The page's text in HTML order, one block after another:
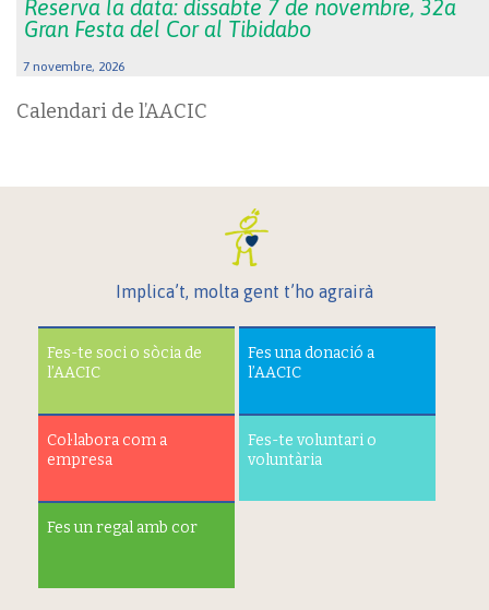
Reserva la data: dissabte 7 de novembre, 32a
Gran Festa del Cor al Tibidabo
7 novembre, 2026
Calendari de l’AACIC
Implica’t, molta gent t’ho agrairà
Fes-te soci o sòcia de
l’AACIC
Fes una donació a
l’AACIC
Col·labora com a
empresa
Fes-te voluntari o
voluntària
Fes un regal amb cor